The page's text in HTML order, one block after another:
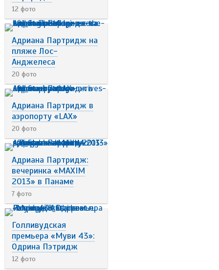
12 фото
Адриана Партридж на
пляже Лос-
Анджелеса
20 фото
Адриана Партридж в
аэропорту «LAX»
20 фото
Адриана Партридж:
вечеринка «MAXIM
2013» в Панаме
7 фото
Голливудская
премьера «Муви 43»:
Одрина Пэтридж
12 фото